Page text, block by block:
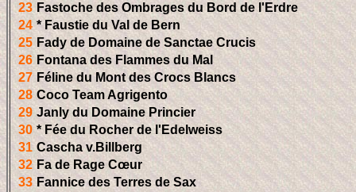
23 Fastoche des Ombrages du Bord de l'Erdre
24 * Faustie du Val de Bern
25 Fady de Domaine de Sanctae Crucis
26 Fontana des Flammes du Mal
27 Féline du Mont des Crocs Blancs
28 Coco Team Agrigento
29 Janly du Domaine Princier
30 * Fée du Rocher de l'Edelweiss
31 Cascha v.Billberg
32 Fa de Rage Cœur
33 Fannice des Terres de Sax